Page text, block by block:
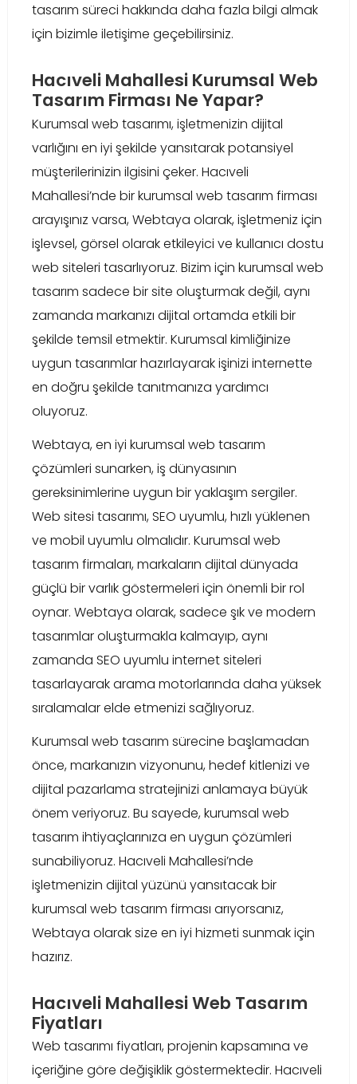
tasarım süreci hakkında daha fazla bilgi almak
için bizimle iletişime geçebilirsiniz.
Hacıveli Mahallesi Kurumsal Web
Tasarım Firması Ne Yapar?
Kurumsal web tasarımı, işletmenizin dijital
varlığını en iyi şekilde yansıtarak potansiyel
müşterilerinizin ilgisini çeker. Hacıveli
Mahallesi’nde bir kurumsal web tasarım firması
arayışınız varsa, Webtaya olarak, işletmeniz için
işlevsel, görsel olarak etkileyici ve kullanıcı dostu
web siteleri tasarlıyoruz. Bizim için kurumsal web
tasarım sadece bir site oluşturmak değil, aynı
zamanda markanızı dijital ortamda etkili bir
şekilde temsil etmektir. Kurumsal kimliğinize
uygun tasarımlar hazırlayarak işinizi internette
en doğru şekilde tanıtmanıza yardımcı
oluyoruz.
Webtaya, en iyi kurumsal web tasarım
çözümleri sunarken, iş dünyasının
gereksinimlerine uygun bir yaklaşım sergiler.
Web sitesi tasarımı, SEO uyumlu, hızlı yüklenen
ve mobil uyumlu olmalıdır. Kurumsal web
tasarım firmaları, markaların dijital dünyada
güçlü bir varlık göstermeleri için önemli bir rol
oynar. Webtaya olarak, sadece şık ve modern
tasarımlar oluşturmakla kalmayıp, aynı
zamanda SEO uyumlu internet siteleri
tasarlayarak arama motorlarında daha yüksek
sıralamalar elde etmenizi sağlıyoruz.
Kurumsal web tasarım sürecine başlamadan
önce, markanızın vizyonunu, hedef kitlenizi ve
dijital pazarlama stratejinizi anlamaya büyük
önem veriyoruz. Bu sayede, kurumsal web
tasarım ihtiyaçlarınıza en uygun çözümleri
sunabiliyoruz. Hacıveli Mahallesi’nde
işletmenizin dijital yüzünü yansıtacak bir
kurumsal web tasarım firması arıyorsanız,
Webtaya olarak size en iyi hizmeti sunmak için
hazırız.
Hacıveli Mahallesi Web Tasarım
Fiyatları
Web tasarımı fiyatları, projenin kapsamına ve
içeriğine göre değişiklik göstermektedir. Hacıveli